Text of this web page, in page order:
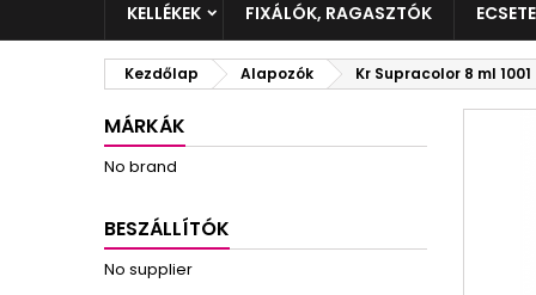
KELLÉKEK FIXÁLÓK, RAGASZTÓK
Kezdőlap Alapozók Kr Supracolor 8 ml 1001
MÁRKÁK
No brand
BESZÁLLÍTÓK
No supplier